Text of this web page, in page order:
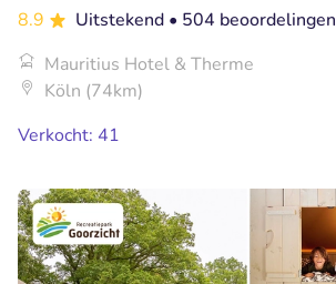
8.9 Uitstekend • 504 beoordelingen
Mauritius Hotel & Therme
Köln (74km)
Verkocht: 41